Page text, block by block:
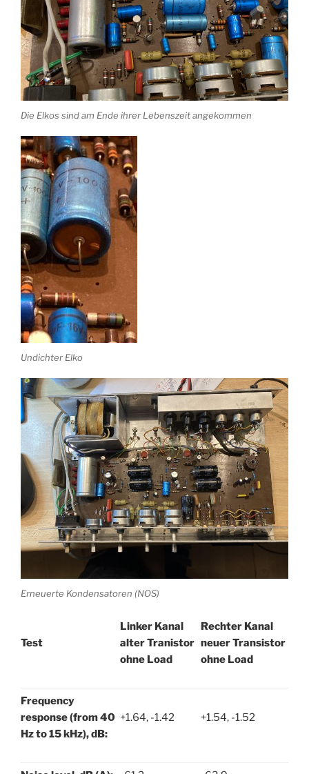
Die Elkos sind am Ende ihrer Lebenszeit angekommen
Undichter Elko
Erneuerte Kondensatoren (NOS)
Test
Linker Kanal
alter Tranistor
ohne Load
Rechter Kanal
neuer Transistor
ohne Load
Frequency
response (from 40
Hz to 15 kHz), dB:
+1.64, -1.42 +1.54, -1.52